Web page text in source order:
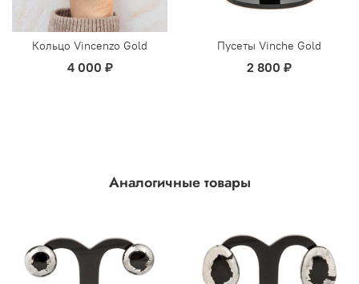
Кольцо Vincenzo Gold
4 000 ₽
Пусеты Vinche Gold
2 800 ₽
Аналогичные товары